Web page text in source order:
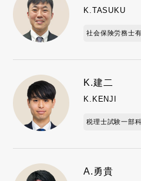
K.TASUKU
社会保険労務士
K.建二
K.KENJI
税理士試験一部
A.勇貴